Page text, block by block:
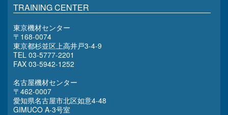
TRAINING CENTER
東京機材センター
〒168-0074
東京都杉並区上高井戸3-4-9
TEL 03-5777-2201
FAX 03-5942-1252
名古屋機材センター
〒462-0007
愛知県名古屋市北区如意4-48
GIMUCO A-3号室